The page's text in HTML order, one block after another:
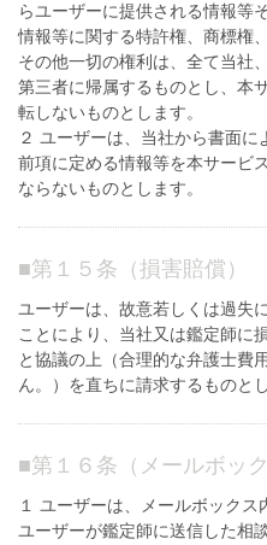
らユーザーに提供される情報等
情報等に関する特許権、商標権
その他一切の権利は、全て当社
第三者に帰属するものとし、本
転しないものとします。
２ ユーザーは、当社から書面に
前項に定める情報等を本サービ
ならないものとします。
■第１５条（損害賠償）
ユーザーは、故意若しくは過失
ことにより、当社又は鑑定師に
と協議の上（合理的な弁護士費
ん。）を直ちに請求するものとし
■第１６条（メールボッ
１ ユーザーは、メールボック
ユーザーが鑑定師に送信した相